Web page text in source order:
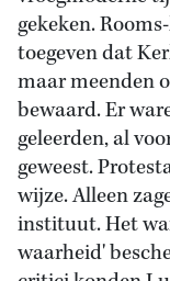
gekeken.
toegeven dat
maar meenden
bewaard. Er
geleerden, al
geweest.
wijze. Alleen
instituut. Het
waarheid'